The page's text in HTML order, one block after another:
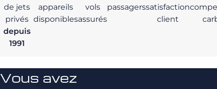
de jets
privés
depuis
1991
appareils
disponibles
vols
assurés
passagerssatisfaction
client
Vous avez